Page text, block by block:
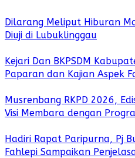
Dilarang Meliput Hiburan
Diuji di Lubuklinggau
Kejari Dan BKPSDM
Paparan dan Kajian Aspek
Musrenbang RKPD 2026,
Visi Membara dengan
Hadiri Rapat Paripurna, Pj
Fahlepi Sampaikan